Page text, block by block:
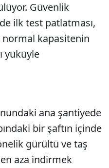
Güvenlik
ilk test patlatması,
normal kapasitenin
yüküyle
ana şantiyede
bir şaftın içinde
gürültü ve taş
aza indirmek